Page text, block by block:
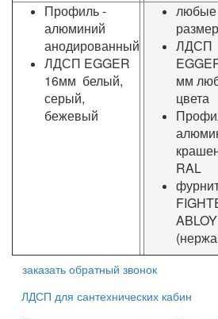
Профиль -
алюминий
анодированный
ЛДСП EGGER
16мм белый,
серый,
бежевый
любые
ЛДСП
мм
цвета
RAL
ABLOY
заказать обратный звонок
ЛДСП для сантехнических кабин